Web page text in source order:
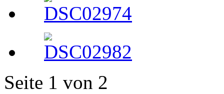
Seite 1 von 2